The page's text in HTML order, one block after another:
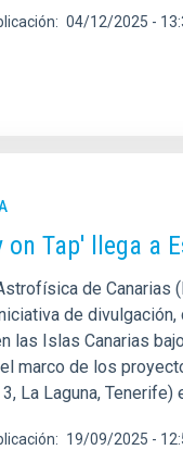
04/12/2025 -
on Tap' llega a
de Canarias
de
las Islas Canarias
marco de los
La Laguna,
19/09/2025 -